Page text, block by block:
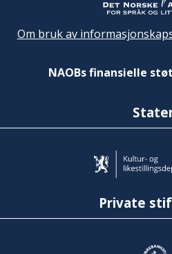
Om bruk av
NAOBs finansielle
Private